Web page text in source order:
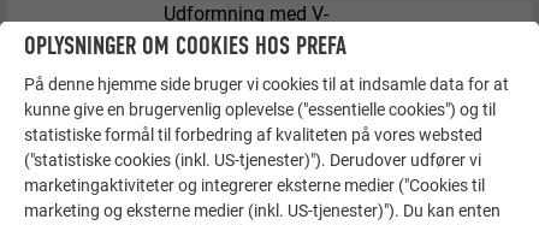
Udformning med V-
kantliste (kantbræt
forsænket) Bemærk:
Afbryd
tagudhængskapillar! Udl
ign pladetykkelser ved
tagudhænget = sænk
forskallingen ved
tagudhænget.
OPLYSNINGER OM COOKIES HOS PREFA
På denne hjemme side bruger vi cookies til at indsamle data for at
kunne give en brugervenlig oplevelse ("essentielle cookies") og til
statistiske formål til forbedring af kvaliteten på vores websted
("statistiske cookies (inkl. US-tjenester)"). Derudover udfører vi
marketingaktiviteter og integrerer eksterne medier ("Cookies til
marketing og eksterne medier (inkl. US-tjenester)"). Du kan enten